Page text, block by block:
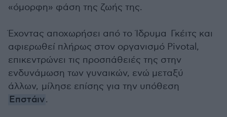
«όμορφη» φάση της ζωής της.
Έχοντας αποχωρήσει από το Ίδρυμα Γκέιτς και
αφιερωθεί πλήρως στον οργανισμό Pivotal,
επικεντρώνει τις προσπάθειές της στην
ενδυνάμωση των γυναικών, ενώ μεταξύ
άλλων, μίλησε επίσης για την υπόθεση
Επστάιν.